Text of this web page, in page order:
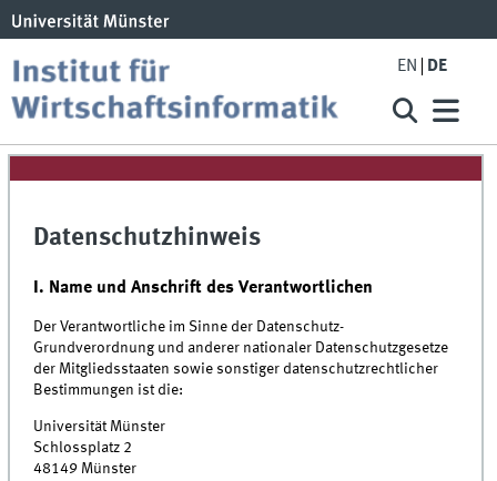
EN DE
Datenschutzhinweis
I. Name und Anschrift des Verantwortlichen
Der Verantwortliche im Sinne der Datenschutz-
Grundverordnung und anderer nationaler Datenschutzgesetze
der Mitgliedsstaaten sowie sonstiger datenschutzrechtlicher
Bestimmungen ist die:
Universität Münster
Schlossplatz 2
48149 Münster